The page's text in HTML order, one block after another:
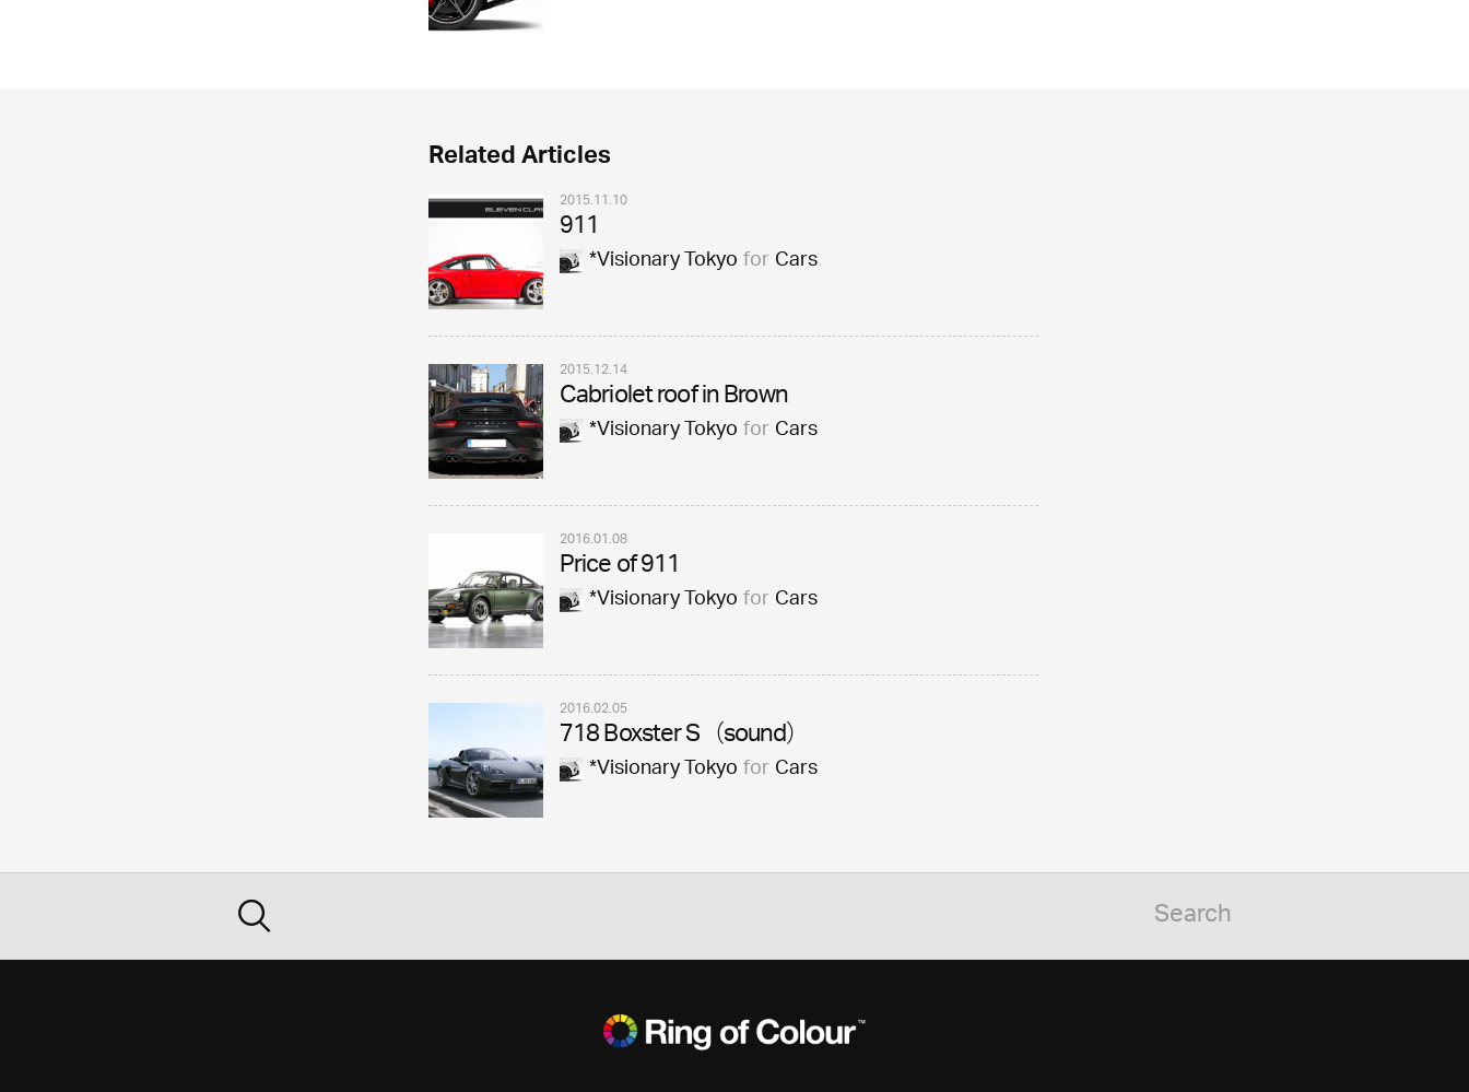
Related Articles
2015.11.10
911
*Visionary TokyoforCars
2015.12.14
Cabriolet roof in Brown
*Visionary TokyoforCars
2016.01.08
Price of 911
*Visionary TokyoforCars
2016.02.05
718 Boxster S（sound）
*Visionary TokyoforCars